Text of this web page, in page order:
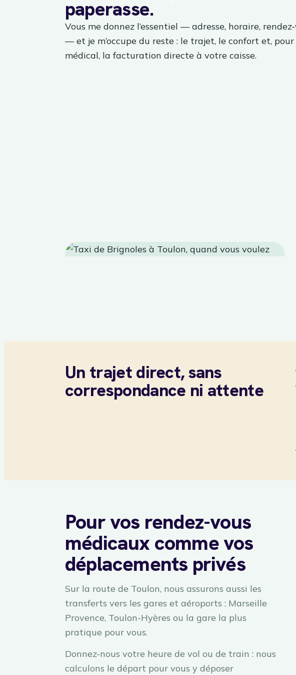
paperasse.
Vous me donnez l’essentiel — adresse, horaire,
— et je m’occupe du reste : le trajet, le confort et, pour
médical, la facturation directe à votre caisse.
Un trajet direct, sans
correspondance ni attente
Pour vos rendez-vous
médicaux comme vos
déplacements privés
Sur la route de Toulon, nous assurons aussi les
transferts vers les gares et aéroports : Marseille
Provence, Toulon-Hyères ou la gare la plus
pratique pour vous.
Donnez-nous votre heure de vol ou de train : nous
calculons le départ pour vous y déposer